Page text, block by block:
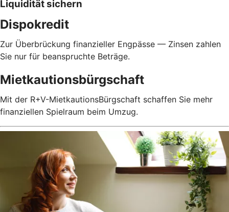
Liquidität sichern
Dispokredit
Zur Überbrückung finanzieller Engpässe — Zinsen zahlen
Sie nur für beanspruchte Beträge.
Mietkautionsbürgschaft
Mit der R+V-MietkautionsBürgschaft schaffen Sie mehr
finanziellen Spielraum beim Umzug.